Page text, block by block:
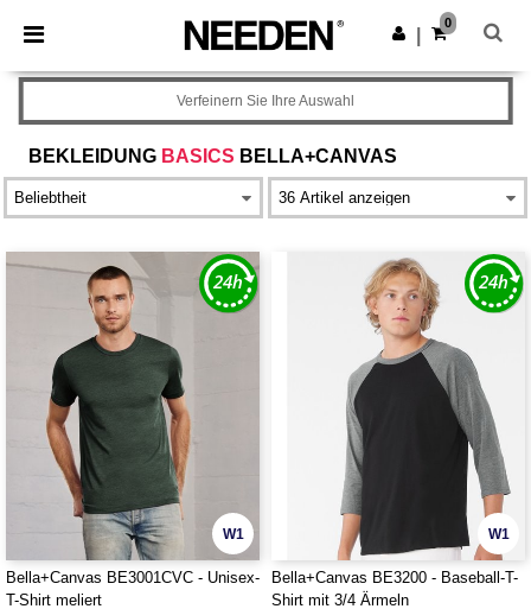
× Needen App
Bessere Preise in der App!
App holen
0
BEKLEIDUNG BASICS BELLA+CANVAS
Verfeinern Sie Ihre Auswahl
W1
Bella+Canvas BE3001CVC - Unisex-
T-Shirt meliert
W1
Bella+Canvas BE3200 - Baseball-T-
Shirt mit 3/4 Ärmeln